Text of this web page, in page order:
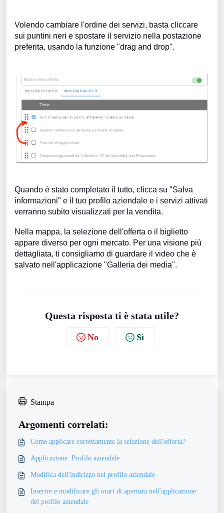
Volendo cambiare l'ordine dei servizi, basta cliccare
sui puntini neri e spostare il servizio nella postazione
preferita, usando la funzione "drag and drop".
Quando è stato completato il tutto, clicca su "Salva
informazioni" e il tuo profilo aziendale e i servizi attivati
verranno subito visualizzati per la vendita.
Nella mappa, la selezione dell'offerta o il biglietto
appare diverso per ogni mercato. Per una visione più
dettagliata, ti consigliamo di guardare il video che è
salvato nell'applicazione "Galleria dei media".
Questa risposta ti è stata utile?
No Sì
Stampa
Argomenti correlati:
Come applicare correttamente la selezione dell'offerta?
Applicazione: Profilo aziendale
Modifica dell'indirizzo nel profilo aziendale
Inserire e modificare gli orari di apertura nell'applicazione
del profilo aziendale